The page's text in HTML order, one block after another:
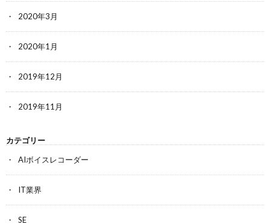
2020年3月
2020年1月
2019年12月
2019年11月
カテゴリー
AIボイスレコーダー
IT業界
SE